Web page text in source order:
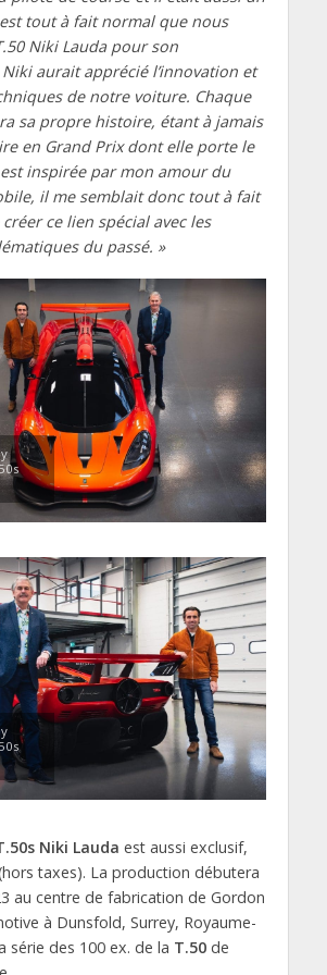
tout à fait normal que nous
Niki Lauda pour son
aurait apprécié l’innovation et
de notre voiture. Chaque
sa propre histoire, étant à jamais
en Grand Prix dont elle porte le
inspirée par mon amour du
il me semblait donc tout à fait
ce lien spécial avec les
du passé. »
Niki Lauda est aussi exclusif,
taxes). La production débutera
au centre de fabrication de Gordon
à Dunsfold, Surrey, Royaume-
série des 100 ex. de la T.50de